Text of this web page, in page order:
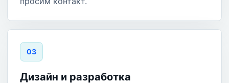
03
Дизайн и разработка